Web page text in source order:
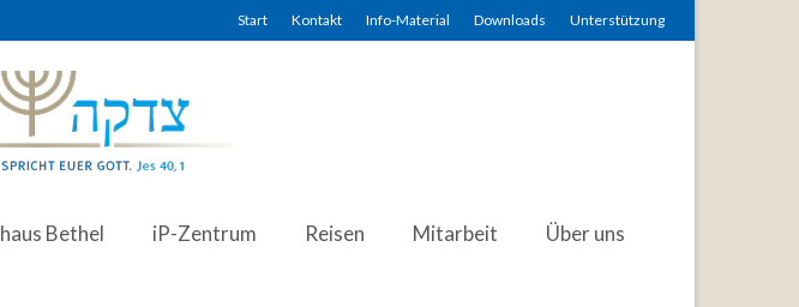
Start Kontakt Info-Material Downloads Unterstützung
Bethel iP-Zentrum Reisen Mitarbeit Über uns